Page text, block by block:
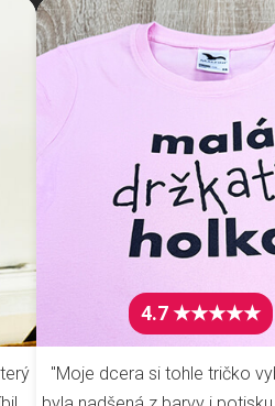
4.7 ★★★★★
"Moje dcera si tohle tričko